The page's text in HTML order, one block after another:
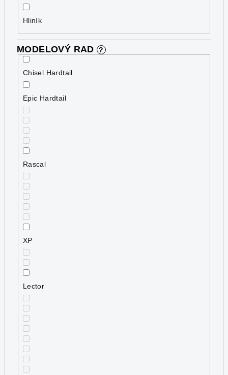
Hliník
MODELOVÝ RAD ?
Chisel Hardtail
Epic Hardtail
Rascal
XP
Lector